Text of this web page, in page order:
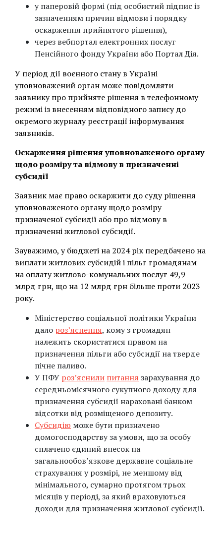
у паперовій формі (під особистий підпис із
зазначенням причин відмови і порядку
оскарження прийнятого рішення),
через вебпортал електронних послуг
Пенсійного фонду України або Портал Дія.
У період дії воєнного стану в Україні
уповноважений орган може повідомляти
заявнику про прийняте рішення в телефонному
режимі із внесенням відповідного запису до
окремого журналу реєстрації інформування
заявників.
Оскарження рішення уповноваженого органу
щодо розміру та відмову в призначенні
субсидії
Заявник має право оскаржити до суду рішення
уповноваженого органу щодо розміру
призначеної субсидії або про відмову в
призначенні житлової субсидії.
Зауважимо, у бюджеті на 2024 рік передбачено на
виплати житлових субсидій і пільг громадянам
на оплату житлово-комунальних послуг 49,9
млрд грн, що на 12 млрд грн більше проти 2023
року.
Міністерство соціальної політики України
дало роз’яснення, кому з громадян
належить скористатися правом на
призначення пільги або субсидії на тверде
пічне паливо.
У ПФУ роз’яснили питання зарахування до
середньомісячного сукупного доходу для
призначення субсидії нараховані банком
відсотки від розміщеного депозиту.
Субсидію може бути призначено
домогосподарству за умови, що за особу
сплачено єдиний внесок на
загальнообов’язкове державне соціальне
страхування у розмірі, не меншому від
мінімального, сумарно протягом трьох
місяців у періоді, за який враховуються
доходи для призначення житлової субсидії.